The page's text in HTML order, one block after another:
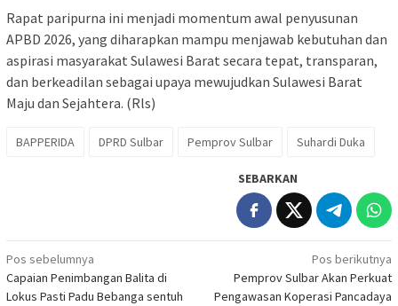
Rapat paripurna ini menjadi momentum awal penyusunan
APBD 2026, yang diharapkan mampu menjawab kebutuhan dan
aspirasi masyarakat Sulawesi Barat secara tepat, transparan,
dan berkeadilan sebagai upaya mewujudkan Sulawesi Barat
Maju dan Sejahtera. (Rls)
BAPPERIDA DPRD Sulbar Pemprov Sulbar Suhardi Duka
SEBARKAN
Navigasi
pos
Pos sebelumnya
Capaian Penimbangan Balita di
Lokus Pasti Padu Bebanga sentuh
Pos berikutnya
Pemprov Sulbar Akan Perkuat
Pengawasan Koperasi Pancadaya